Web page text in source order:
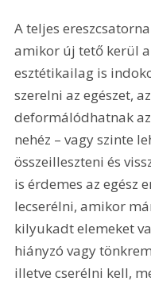
A teljes
amikor új tető kerül
esztétikailag is
szerelni az egészet,
deformálódhatnak
nehéz – vagy szinte
összeilleszteni és
is érdemes az egész
lecserélni, amikor
kilyukadt elemeket
hiányzó vagy
illetve cserélni kell,